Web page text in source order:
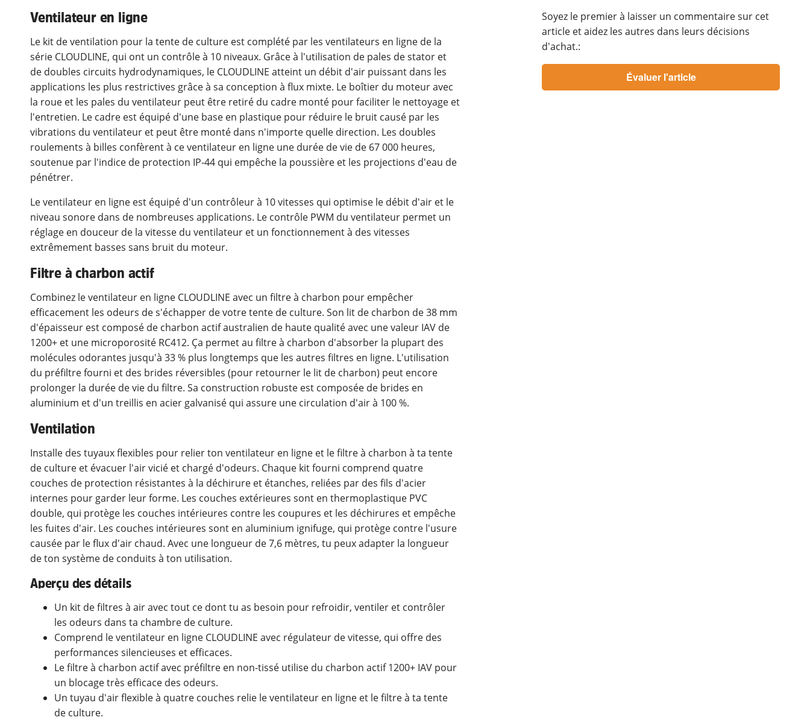
Ventilateur en ligne
Le kit de ventilation pour la tente de culture est complété par les ventilateurs en ligne de la
série CLOUDLINE, qui ont un contrôle à 10 niveaux. Grâce à l'utilisation de pales de stator et
de doubles circuits hydrodynamiques, le CLOUDLINE atteint un débit d'air puissant dans les
applications les plus restrictives grâce à sa conception à flux mixte. Le boîtier du moteur avec
la roue et les pales du ventilateur peut être retiré du cadre monté pour faciliter le nettoyage et
l'entretien. Le cadre est équipé d'une base en plastique pour réduire le bruit causé par les
vibrations du ventilateur et peut être monté dans n'importe quelle direction. Les doubles
roulements à billes confèrent à ce ventilateur en ligne une durée de vie de 67 000 heures,
soutenue par l'indice de protection IP-44 qui empêche la poussière et les projections d'eau de
pénétrer.
Le ventilateur en ligne est équipé d'un contrôleur à 10 vitesses qui optimise le débit d'air et le
niveau sonore dans de nombreuses applications. Le contrôle PWM du ventilateur permet un
réglage en douceur de la vitesse du ventilateur et un fonctionnement à des vitesses
extrêmement basses sans bruit du moteur.
Filtre à charbon actif
Combinez le ventilateur en ligne CLOUDLINE avec un filtre à charbon pour empêcher
efficacement les odeurs de s'échapper de votre tente de culture. Son lit de charbon de 38 mm
d'épaisseur est composé de charbon actif australien de haute qualité avec une valeur IAV de
1200+ et une microporosité RC412. Ça permet au filtre à charbon d'absorber la plupart des
molécules odorantes jusqu'à 33 % plus longtemps que les autres filtres en ligne. L'utilisation
du préfiltre fourni et des brides réversibles (pour retourner le lit de charbon) peut encore
prolonger la durée de vie du filtre. Sa construction robuste est composée de brides en
aluminium et d'un treillis en acier galvanisé qui assure une circulation d'air à 100 %.
Ventilation
Installe des tuyaux flexibles pour relier ton ventilateur en ligne et le filtre à charbon à ta tente
de culture et évacuer l'air vicié et chargé d'odeurs. Chaque kit fourni comprend quatre
couches de protection résistantes à la déchirure et étanches, reliées par des fils d'acier
internes pour garder leur forme. Les couches extérieures sont en thermoplastique PVC
double, qui protège les couches intérieures contre les coupures et les déchirures et empêche
les fuites d'air. Les couches intérieures sont en aluminium ignifuge, qui protège contre l'usure
causée par le flux d'air chaud. Avec une longueur de 7,6 mètres, tu peux adapter la longueur
de ton système de conduits à ton utilisation.
Aperçu des détails
Un kit de filtres à air avec tout ce dont tu as besoin pour refroidir, ventiler et contrôler
les odeurs dans ta chambre de culture.
Comprend le ventilateur en ligne CLOUDLINE avec régulateur de vitesse, qui offre des
performances silencieuses et efficaces.
Le filtre à charbon actif avec préfiltre en non-tissé utilise du charbon actif 1200+ IAV pour
un blocage très efficace des odeurs.
Un tuyau d'air flexible à quatre couches relie le ventilateur en ligne et le filtre à ta tente
de culture.
Soyez le premier à laisser un commentaire sur cet
article et aidez les autres dans leurs décisions
d'achat.: